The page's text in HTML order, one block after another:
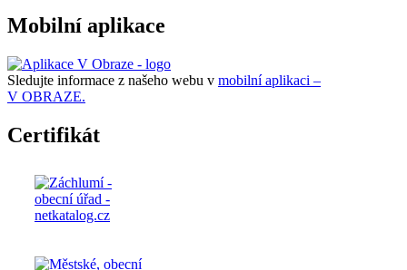
Mobilní aplikace
Sledujte informace z našeho webu v mobilní aplikaci –
V OBRAZE.
Certifikát